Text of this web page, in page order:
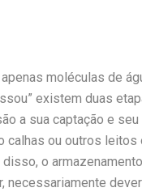
moléculas de
existem duas
a sua captação e
calhas ou outros leitos
o
necessariamente